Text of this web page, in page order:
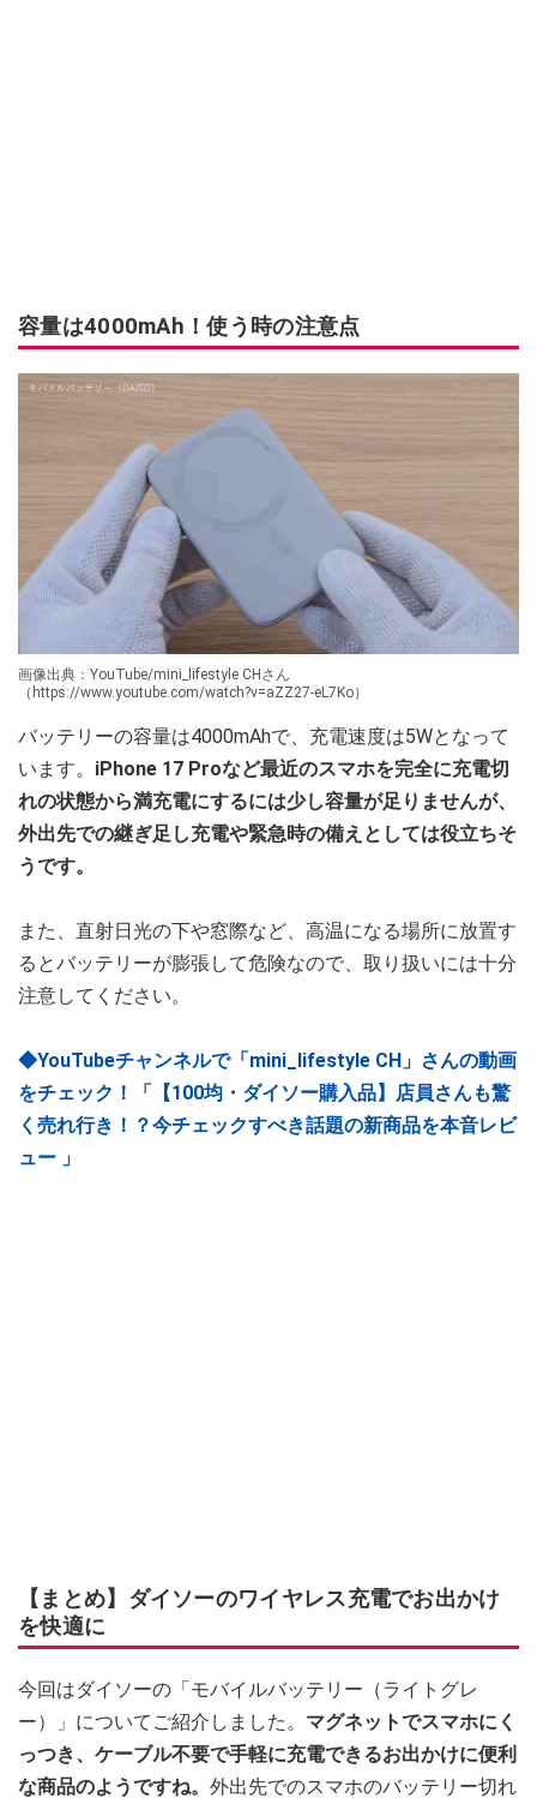
容量は4000mAh！使う時の注意点
画像出典：YouTube/mini_lifestyle CHさん
（https://www.youtube.com/watch?v=aZZ27-eL7Ko）
バッテリーの容量は4000mAhで、充電速度は5Wとなって
います。 iPhone 17 Proなど最近のスマホを完全に充電切
れの状態から満充電にするには少し容量が足りませんが、
外出先での継ぎ足し充電や緊急時の備えとしては役立ちそ
うです。
また、直射日光の下や窓際など、高温になる場所に放置す
るとバッテリーが膨張して危険なので、取り扱いには十分
注意してください。
◆YouTubeチャンネルで「mini_lifestyle CH」さんの動画
をチェック！「【100均・ダイソー購入品】店員さんも驚
く売れ行き！？今チェックすべき話題の新商品を本音レビ
ュー 」
【まとめ】ダイソーのワイヤレス充電でお出かけ
を快適に
今回はダイソーの「モバイルバッテリー（ライトグレ
ー）」についてご紹介しました。 マグネットでスマホにく
っつき、ケーブル不要で手軽に充電できるお出かけに便利
な商品のようですね。 外出先でのスマホのバッテリー切れ